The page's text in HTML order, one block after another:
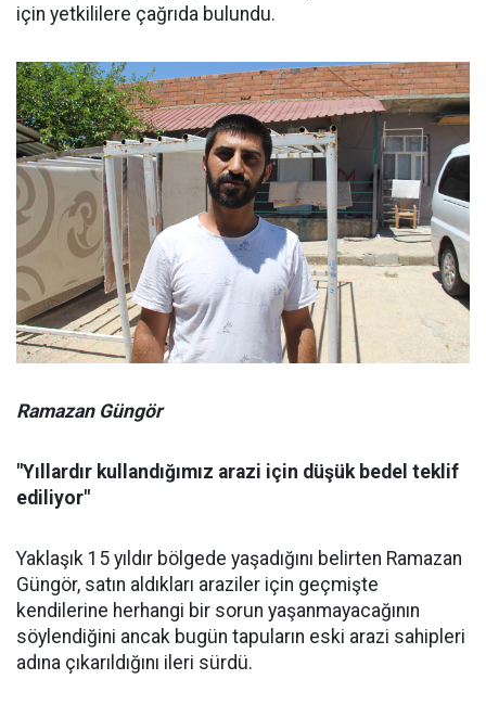
için yetkililere çağrıda bulundu.
Ramazan Güngör
"Yıllardır kullandığımız arazi için düşük bedel teklif
ediliyor"
Yaklaşık 15 yıldır bölgede yaşadığını belirten Ramazan
Güngör, satın aldıkları araziler için geçmişte
kendilerine herhangi bir sorun yaşanmayacağının
söylendiğini ancak bugün tapuların eski arazi sahipleri
adına çıkarıldığını ileri sürdü.